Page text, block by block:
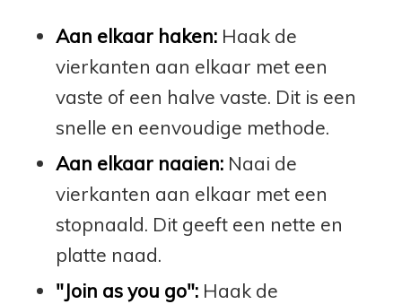
Aan elkaar haken:Haak de
vierkanten aan elkaar met een
vaste of een halve vaste. Dit is een
snelle en eenvoudige methode.
Aan elkaar naaien:Naai de
vierkanten aan elkaar met een
stopnaald. Dit geeft een nette en
platte naad.
"Join as you go":Haak de